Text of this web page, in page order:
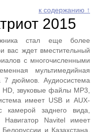
к содержанию ↑
2015
стал еще более
вас ждет вместительный
с многочисленными
мультимедийная
дюймов. Аудиосистема
звуковые файлы MP3,
имеет USB и AUX-
заднего вида,
Навигатор Navitel имеет
и Казахстана.